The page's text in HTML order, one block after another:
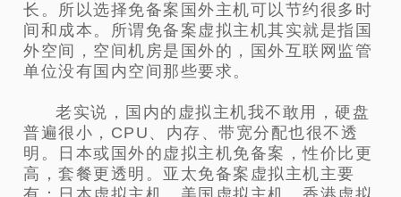
长。所以选择免备案国外主机可以节约很多时
间和成本。所谓免备案虚拟主机其实就是指国
外空间，空间机房是国外的，国外互联网监管
单位没有国内空间那些要求。
老实说，国内的虚拟主机我不敢用，硬盘
普遍很小，CPU、内存、带宽分配也很不透
明。日本或国外的虚拟主机免备案，性价比更
高，套餐更透明。亚太免备案虚拟主机主要